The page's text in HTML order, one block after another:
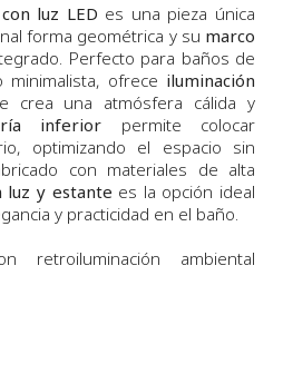
luz LED es una pieza única
forma geométrica y su marco
Perfecto para baños de
ofrece iluminación
crea una atmósfera cálida y
inferior permite colocar
optimizando el espacio sin
con materiales de alta
luz y estante es la opción ideal
y practicidad en el baño.
retroiluminación ambiental